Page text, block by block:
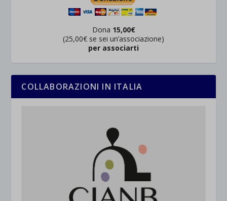
Dona 15,00€
(25,00€ se sei un’associazione)
per associarti
COLLABORAZIONI IN ITALIA